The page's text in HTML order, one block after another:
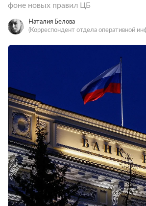
фоне новых правил ЦБ
Наталия Белова
(Корреспондент отдела оперативной